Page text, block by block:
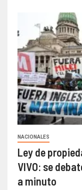
NACIONALES
Ley de
VIVO: se
a minuto